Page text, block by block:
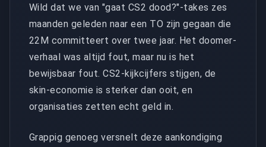
Wild dat we van "gaat CS2 dood?"-takes zes
maanden geleden naar een TO zijn gegaan die
22M committeert over twee jaar. Het doomer-
verhaal was altijd fout, maar nu is het
bewijsbaar fout. CS2-kijkcijfers stijgen, de
skin-economie is sterker dan ooit, en
organisaties zetten echt geld in.
Grappig genoeg versnelt deze aankondiging